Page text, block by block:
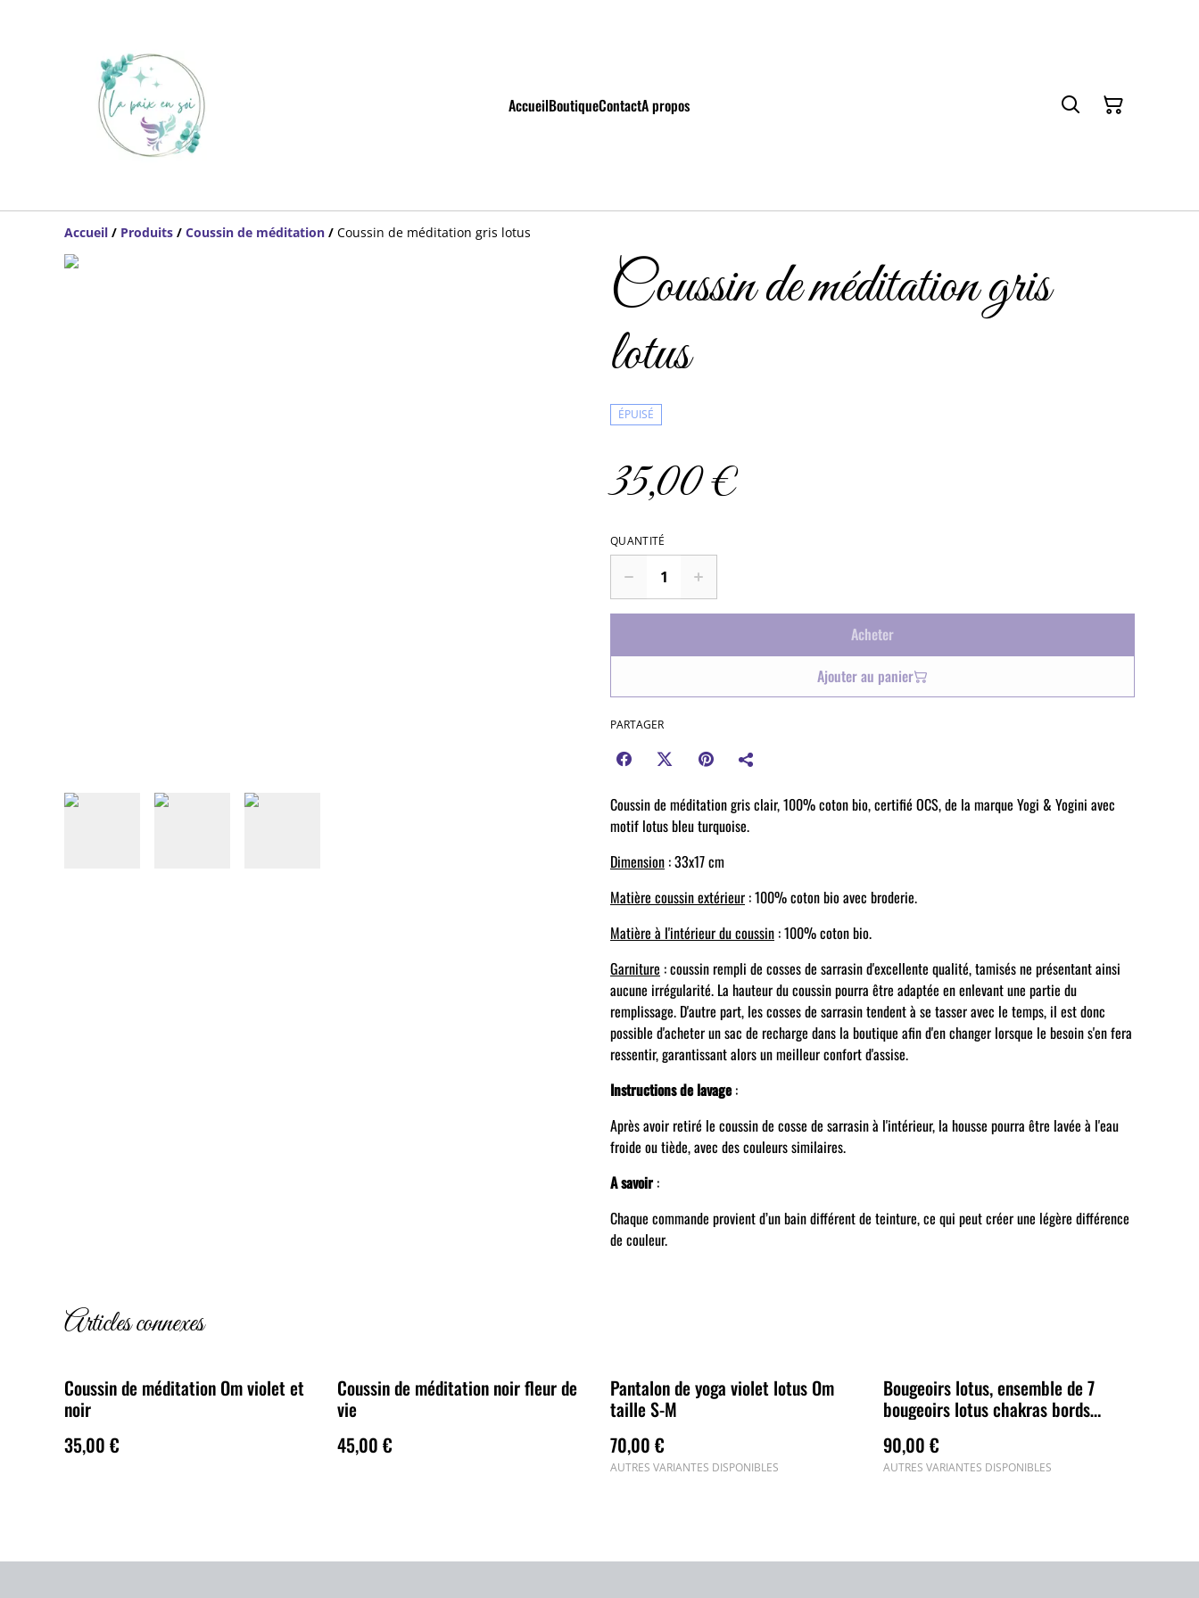
AccueilBoutiqueContactA propos
Accueil / Produits / Coussin de méditation / Coussin de méditation gris lotus
Coussin de méditation gris
lotus
ÉPUISÉ
35,00 €
QUANTITÉ
Acheter
Ajouter au panier
PARTAGER
Coussin de méditation gris clair, 100% coton bio, certifié OCS, de la marque Yogi & Yogini avec
motif lotus bleu turquoise.
Dimension : 33x17 cm
Matière coussin extérieur : 100% coton bio avec broderie.
Matière à l'intérieur du coussin : 100% coton bio.
Garniture : coussin rempli de cosses de sarrasin d'excellente qualité, tamisés ne présentant ainsi
aucune irrégularité. La hauteur du coussin pourra être adaptée en enlevant une partie du
remplissage. D'autre part, les cosses de sarrasin tendent à se tasser avec le temps, il est donc
possible d'acheter un sac de recharge dans la boutique afin d'en changer lorsque le besoin s'en fera
ressentir, garantissant alors un meilleur confort d'assise.
Instructions de lavage:
Après avoir retiré le coussin de cosse de sarrasin à l'intérieur, la housse pourra être lavée à l'eau
froide ou tiède, avec des couleurs similaires.
A savoir :
Chaque commande provient d’un bain différent de teinture, ce qui peut créer une légère différence
de couleur.
Articles connexes
Coussin de méditation Om violet et
noir
35,00 €
Coussin de méditation noir fleur de
vie
45,00 €
Pantalon de yoga violet lotus Om
taille S-M
70,00 €
AUTRES VARIANTES DISPONIBLES
Bougeoirs lotus, ensemble de 7
bougeoirs lotus chakras bords
argentés
90,00 €
AUTRES VARIANTES DISPONIBLES